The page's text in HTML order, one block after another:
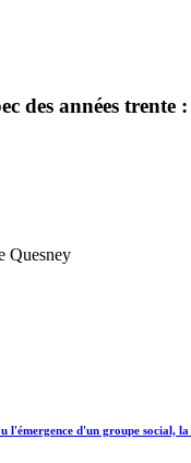
des années trente
Quesney
l'émergence d'un groupe social, la